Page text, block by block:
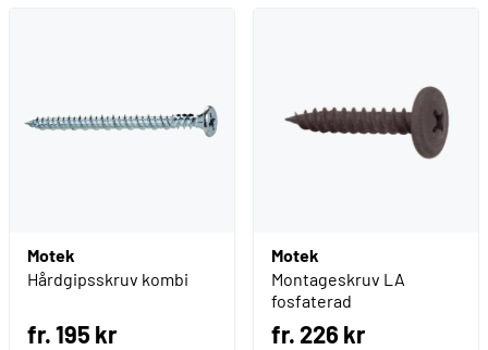
Motek
Hårdgipsskruv kombi
fr. 195 kr
Motek
Montageskruv LA
fosfaterad
fr. 226 kr